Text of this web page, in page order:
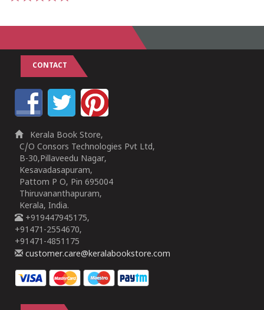
CONTACT
Kerala Book Store,
C/O Consors Technologies Pvt Ltd,
B-30,Pillaveedu Nagar,
Kesavadasapuram,
Pattom P O, Pin 695004
Thiruvananthapuram,
Kerala, India.
+919447945175,
+91471-2554670,
+91471-4851175
customer.care@keralabookstore.com